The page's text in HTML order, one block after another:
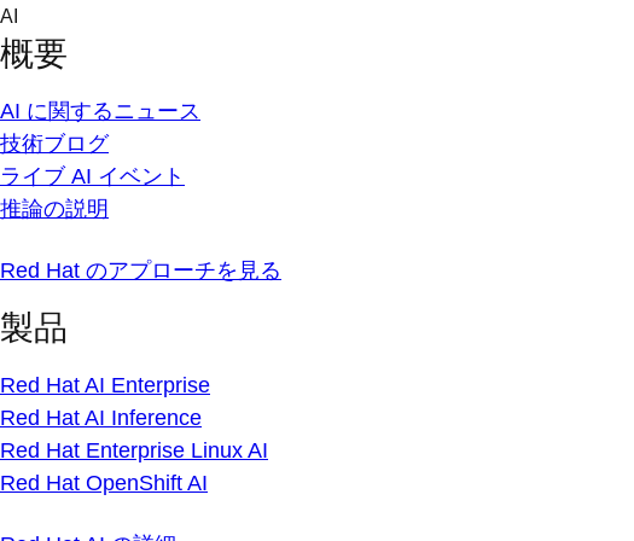
Skip
content
AI
概要
AI に関するニュース
技術ブログ
ライブ AI イベント
推論の説明
Red Hat のアプローチを見る
製品
Red Hat AI Enterprise
Red Hat AI Inference
Red Hat Enterprise Linux AI
Red Hat OpenShift AI